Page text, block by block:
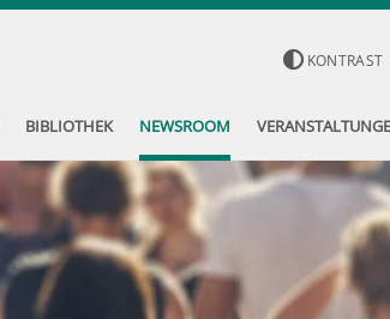
KONTRAST
BIBLIOTHEK NEWSROOM